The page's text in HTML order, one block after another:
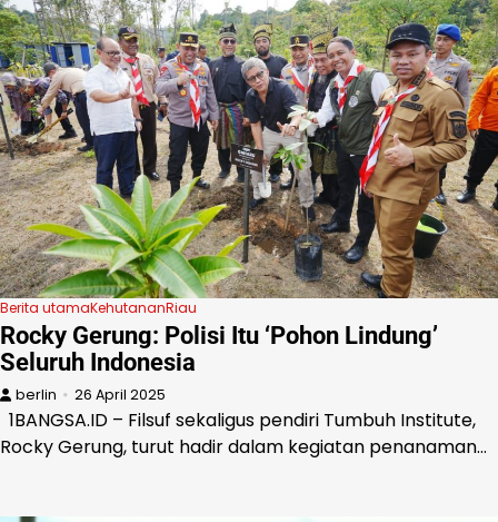
Berita utamaKehutananRiau
Rocky Gerung: Polisi Itu ‘Pohon Lindung’
Seluruh Indonesia
berlin 26 April 2025
1BANGSA.ID – Filsuf sekaligus pendiri Tumbuh Institute,
Rocky Gerung, turut hadir dalam kegiatan penanaman…